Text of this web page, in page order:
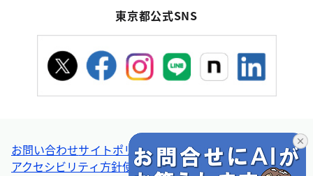
東京都公式SNS
お問い合わせサイトポリシー個人情報の取扱い
アクセシビリティ方針使い方ヘルプ
リンク集・その他